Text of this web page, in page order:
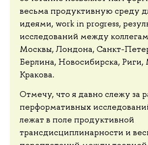
весьма продуктивную среду
идеями, work in progress,
исследований между
Москвы, Лондона, Санкт-
Берлина, Новосибирска,
Кракова.
Отмечу, что я давно слежу за
перформативных
лежат в поле продуктивной
трансдисциплинарности и